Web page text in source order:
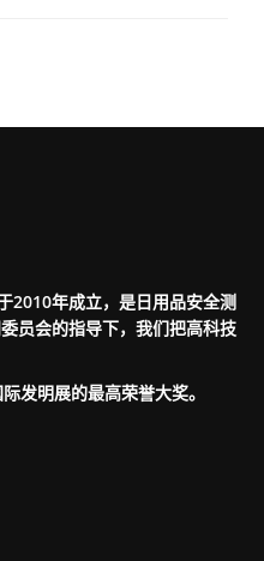
2010年成立，是日用品安全测
员会的指导下，我们把高科技
发明展的最高荣誉大奖。